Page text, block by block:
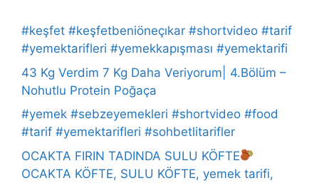
#keşfet #keşfetbeniöneçıkar #shortvideo #tarif
#yemektarifleri #yemekkapışması #yemektarifi
43 Kg Verdim 7 Kg Daha Veriyorum| 4.Bölüm –
Nohutlu Protein Poğaça
#yemek #sebzeyemekleri #shortvideo #food
#tarif #yemektarifleri #sohbetlitarifler
OCAKTA FIRIN TADINDA SULU KÖFTE
OCAKTA KÖFTE, SULU KÖFTE, yemek tarifi,